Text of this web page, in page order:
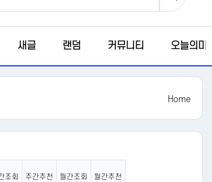
새글 랜덤 커뮤니티 오늘의미
Home
조회 주간추천 월간조회 월간추천